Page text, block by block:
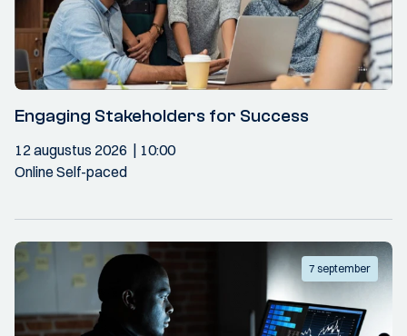
Engaging Stakeholders for Success
12 augustus 2026
10:00
Online Self-paced
7 september